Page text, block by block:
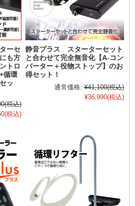
ーセ
も方
トロ
循環
ッ
(税込)
(税込)
静音プラス スターターセット
と合わせて完全無音化【A-コン
バーター＋役物ストップ】のお
得セット！
通常価格: ¥41,100(税込)
¥36,990(税込)